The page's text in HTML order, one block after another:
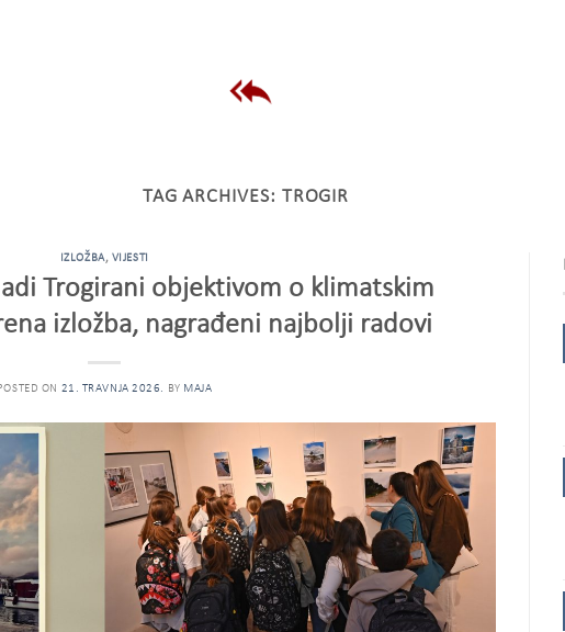
TAG ARCHIVES: TROGIR
IZLOŽBA, VIJESTI
Trogirani objektivom o klimatskim
izložba, nagrađeni najbolji radovi
ON 21. TRAVNJA 2026. BY MAJA